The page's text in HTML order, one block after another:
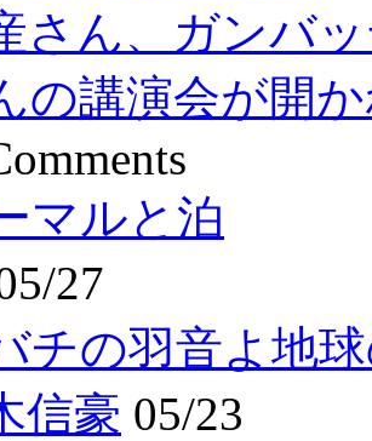
さん、ガンバ
の講演会が開
マルと泊
27
チの羽音よ地
信豪 05/23